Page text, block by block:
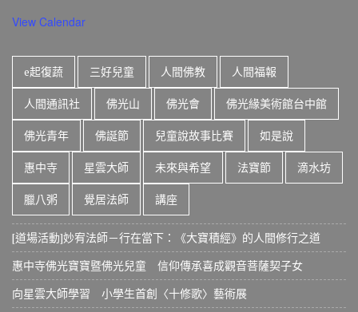
View Calendar
e起復蔬 三好兒童 人間佛教 人間福報
人間通訊社 佛光山 佛光會 佛光緣美術館台中館
佛光青年 佛誕節 兒童說故事比賽 如是說
惠中寺 星雲大師 未來與希望 法寶節 滴水坊
臘八粥 覺居法師 講座
[道場活動]妙宥法師－行在當下：《大寶積經》的人間修行之道
惠中寺佛光寶寶暨佛光兒童 信仰傳承喜成觀音菩薩契子女
向星雲大師學習 小學生首創〈十修歌〉藝術展